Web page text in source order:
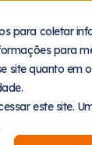
para coletar
para
site quanto em
este site.